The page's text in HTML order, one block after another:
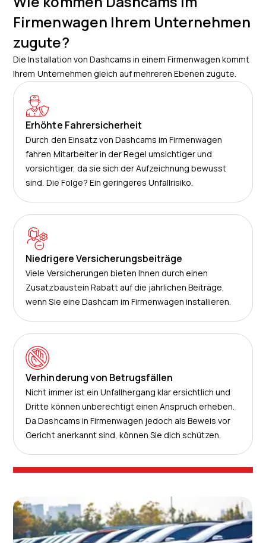
Firmenwagen Ihrem Unternehmen
zugute?
Die Installation von Dashcams in einem Firmenwagen kommt
Ihrem Unternehmen gleich auf mehreren Ebenen zugute.
Erhöhte Fahrersicherheit
Durch den Einsatz von Dashcams im Firmenwagen
fahren Mitarbeiter in der Regel umsichtiger und
vorsichtiger, da sie sich der Aufzeichnung bewusst
sind. Die Folge? Ein geringeres Unfallrisiko.
Niedrigere Versicherungsbeiträge
Viele Versicherungen bieten Ihnen durch einen
Zusatzbaustein Rabatt auf die jährlichen Beiträge,
wenn Sie eine Dashcam im Firmenwagen installieren.
Verhinderung von Betrugsfällen
Nicht immer ist ein Unfallhergang klar ersichtlich und
Dritte können unberechtigt einen Anspruch erheben.
Da Dashcams in Firmenwagen jedoch als Beweis vor
Gericht anerkannt sind, können Sie dich schützen.